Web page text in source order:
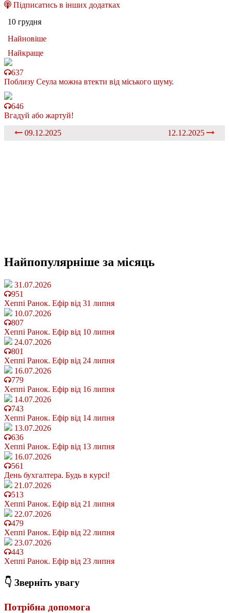
Підписатись в інших додатках
10 грудня
Найновіше
Найкраще
637
Поблизу Сеула можна втекти від міського шуму.
646
Вгадуй або жартуй!
09.12.2025
12.12.2025
Найпопулярніше за місяць
31.07.2026
951
Хеппі Ранок. Ефір від 31 липня
10.07.2026
807
Хеппі Ранок. Ефір від 10 липня
24.07.2026
801
Хеппі Ранок. Ефір від 24 липня
16.07.2026
779
Хеппі Ранок. Ефір від 16 липня
14.07.2026
743
Хеппі Ранок. Ефір від 14 липня
13.07.2026
636
Хеппі Ранок. Ефір від 13 липня
16.07.2026
561
День бухгалтера. Будь в курсі!
21.07.2026
513
Хеппі Ранок. Ефір від 21 липня
22.07.2026
479
Хеппі Ранок. Ефір від 22 липня
23.07.2026
443
Хеппі Ранок. Ефір від 23 липня
👇 Зверніть увагу
Потрібна допомога